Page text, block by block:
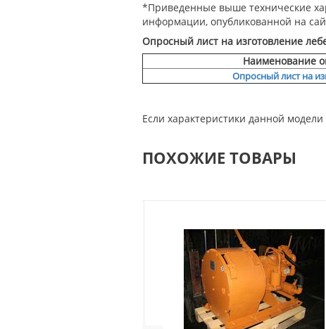
*Приведенные выше технические
информации, опубликованной на
Опросный лист на изготовление
Наименование
Опросный лист на
Если характеристики данной
ПОХОЖИЕ ТОВАРЫ